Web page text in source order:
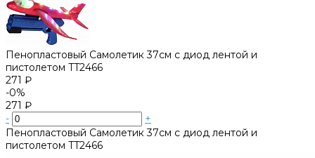
Пенопластовый Самолетик 37см с диод лентой и
пистолетом TT2466
271 ₽
-0%
271 ₽
-
+
Пенопластовый Самолетик 37см с диод лентой и
пистолетом TT2466